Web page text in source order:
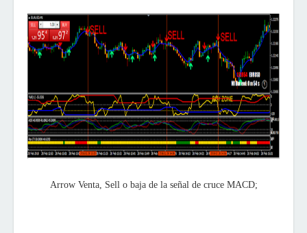
Arrow Venta, Sell o baja de la señal de cruce MACD;